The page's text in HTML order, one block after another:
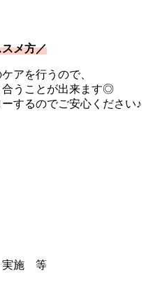
メ方／
アを行うので、
合うことが出来ます◎
するのでご安心ください♪
実施 等